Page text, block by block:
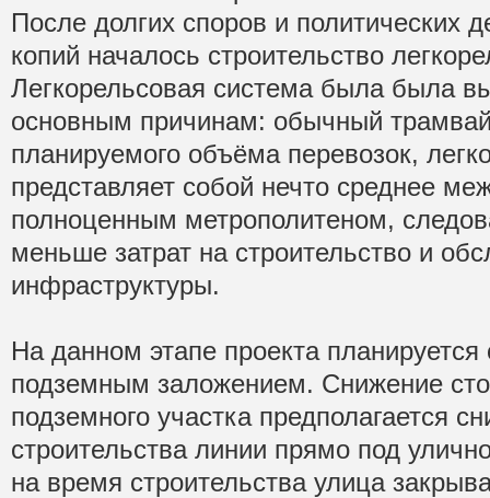
После долгих споров и политических
копий началось строительство
Легкорельсовая система была была
основным причинам: обычный
планируемого объёма перевозок,
представляет собой нечто среднее
полноценным метрополитеном,
меньше затрат на строительство и
инфраструктуры.
На данном этапе проекта
подземным заложением. Снижение
подземного участка предполагается
строительства линии прямо под
на время строительства улица